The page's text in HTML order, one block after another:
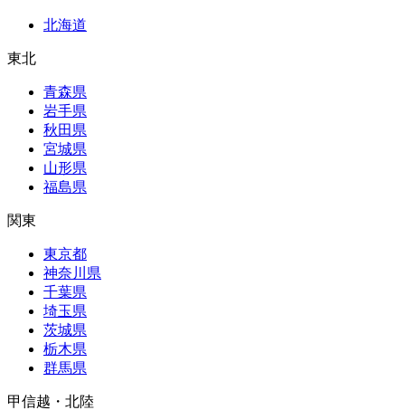
北海道
東北
青森県
岩手県
秋田県
宮城県
山形県
福島県
関東
東京都
神奈川県
千葉県
埼玉県
茨城県
栃木県
群馬県
甲信越・北陸